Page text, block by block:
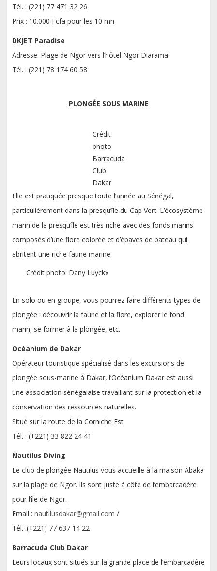
Tél. : (221) 77 471 32 26
Prix : 10.000 Fcfa pour les 10 mn
DKJET Paradise
Adresse: Plage de Ngor vers l’hôtel Ngor Diarama
Tél. : (221) 78 174 60 58
PLONGÉE SOUS MARINE
Crédit
photo:
Barracuda
Club
Dakar
Elle est pratiquée presque toute l’année au Sénégal,
particulièrement dans la presqu’île du Cap Vert. L’écosystème
marin de la presqu’île est très riche avec des fonds marins
composés d’une flore colorée et d’épaves de bateau qui
abritent une riche faune marine.
Crédit photo: Dany Luyckx
En solo ou en groupe, vous pourrez faire différents types de
plongée : découvrir la faune et la flore, explorer le fond
marin, se former à la plongée, etc.
Océanium de Dakar
Opérateur touristique spécialisé dans les excursions de
plongée sous-marine à Dakar, l’Océanium Dakar est aussi
une association sénégalaise travaillant sur la protection et la
conservation des ressources naturelles.
Situé sur la route de la Corniche Est
Tél. : (+221) 33 822 24 41
Nautilus Diving
Le club de plongée Nautilus vous accueille à la maison Abaka
sur la plage de Ngor. Ils sont juste à côté de l’embarcadère
pour l’île de Ngor.
Email : nautilusdakar@gmail.com /
Tél. :(+221) 77 637 14 22
Barracuda Club Dakar
Leurs locaux sont situés sur la grande place de l’embarcadère